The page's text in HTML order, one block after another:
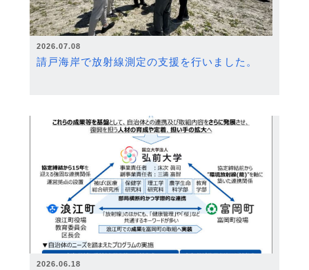
2026.07.08
請戸海岸で放射線測定の支援を行いました。
2026.06.18